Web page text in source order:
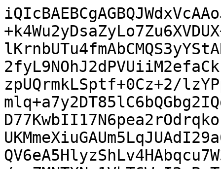
zpUQrmkLSptf+0Cz+2/